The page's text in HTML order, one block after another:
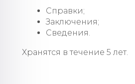
Справки;
Заключения;
Сведения.
Хранятся в течение 5 лет.